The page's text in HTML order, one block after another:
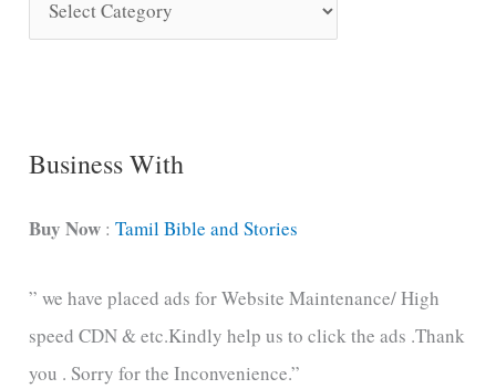
o
t
g
o
r
Business With
Buy Now :Tamil Bible and Stories
” we have placed ads for Website Maintenance/ High
speed CDN & etc.Kindly help us to click the ads .Thank
you . Sorry for the Inconvenience.”